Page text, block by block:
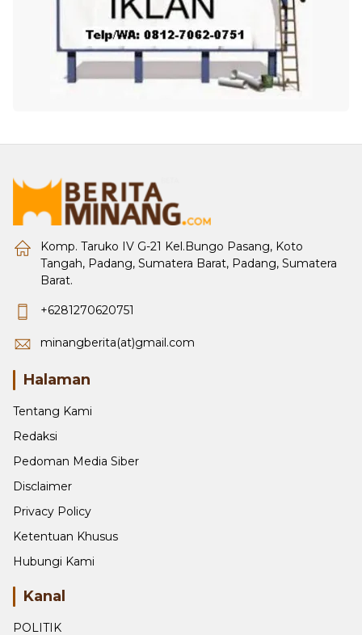
Komp. Taruko IV G-21 Kel.Bungo Pasang, Koto
Tangah, Padang, Sumatera Barat, Padang, Sumatera
Barat.
+6281270620751
minangberita(at)gmail.com
Halaman
Tentang Kami
Redaksi
Pedoman Media Siber
Disclaimer
Privacy Policy
Ketentuan Khusus
Hubungi Kami
Kanal
POLITIK